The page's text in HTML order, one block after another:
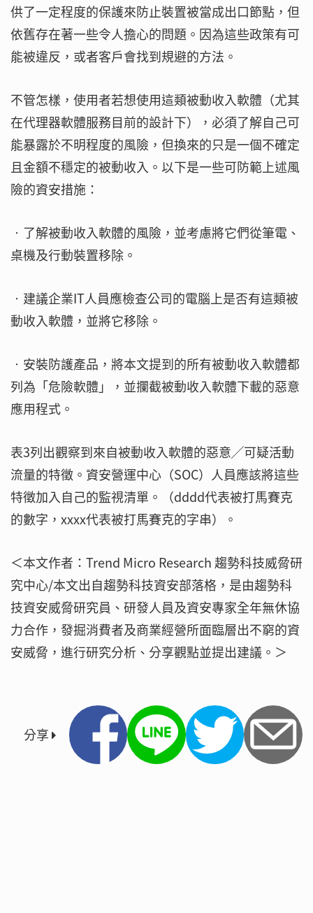
供了一定程度的保護來防止裝置被當成出口節點，但
依舊存在著一些令人擔心的問題。因為這些政策有可
能被違反，或者客戶會找到規避的方法。
不管怎樣，使用者若想使用這類被動收入軟體（尤其
在代理器軟體服務目前的設計下），必須了解自己可
能暴露於不明程度的風險，但換來的只是一個不確定
且金額不穩定的被動收入。以下是一些可防範上述風
險的資安措施：
‧了解被動收入軟體的風險，並考慮將它們從筆電、
桌機及行動裝置移除。
‧建議企業IT人員應檢查公司的電腦上是否有這類被
動收入軟體，並將它移除。
‧安裝防護產品，將本文提到的所有被動收入軟體都
列為「危險軟體」，並攔截被動收入軟體下載的惡意
應用程式。
表3列出觀察到來自被動收入軟體的惡意╱可疑活動
流量的特徵。資安營運中心（SOC）人員應該將這些
特徵加入自己的監視清單。（dddd代表被打馬賽克
的數字，xxxx代表被打馬賽克的字串）。
＜本文作者：Trend Micro Research 趨勢科技威脅研
究中心/本文出自趨勢科技資安部落格，是由趨勢科
技資安威脅研究員、研發人員及資安專家全年無休協
力合作，發掘消費者及商業經營所面臨層出不窮的資
安威脅，進行研究分析、分享觀點並提出建議。＞
分享